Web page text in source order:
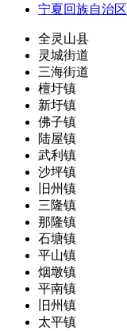
宁夏回族自治区
全灵山县
灵城街道
三海街道
檀圩镇
新圩镇
佛子镇
陆屋镇
武利镇
沙坪镇
旧州镇
三隆镇
那隆镇
石塘镇
平山镇
烟墩镇
平南镇
旧州镇
太平镇